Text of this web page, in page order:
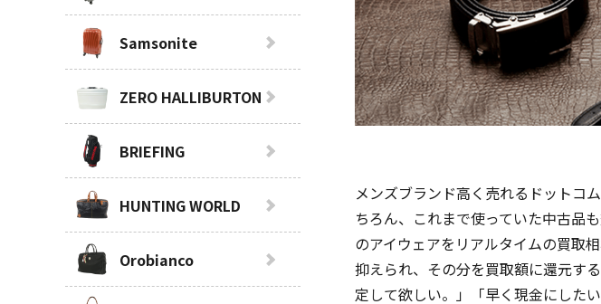
メンズブランド高く売れるドットコ
ちろん、これまで使っていた中古品
のアイウェアをリアルタイムの買取
抑えられ、その分を買取額に還元す
定して欲しい。」「早く現金にした
Samsonite
ZERO HALLIBURTON
BRIEFING
HUNTING WORLD
Orobianco